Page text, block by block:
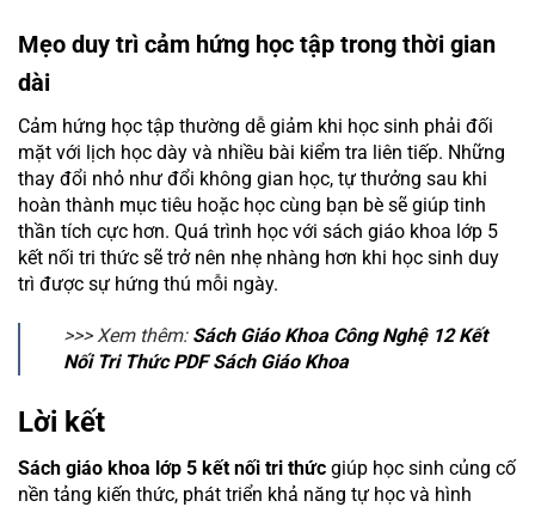
Mẹo duy trì cảm hứng học tập trong thời gian
dài
Cảm hứng học tập thường dễ giảm khi học sinh phải đối
mặt với lịch học dày và nhiều bài kiểm tra liên tiếp. Những
thay đổi nhỏ như đổi không gian học, tự thưởng sau khi
hoàn thành mục tiêu hoặc học cùng bạn bè sẽ giúp tinh
thần tích cực hơn. Quá trình học với sách giáo khoa lớp 5
kết nối tri thức sẽ trở nên nhẹ nhàng hơn khi học sinh duy
trì được sự hứng thú mỗi ngày.
>>> Xem thêm: Sách Giáo Khoa Công Nghệ 12 Kết
Nối Tri Thức PDF Sách Giáo Khoa
Lời kết
Sách giáo khoa lớp 5 kết nối tri thức giúp học sinh củng cố
nền tảng kiến thức, phát triển khả năng tự học và hình